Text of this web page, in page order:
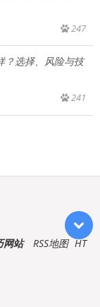
247
？选择、风险与技
241
网站 RSS地图 HT